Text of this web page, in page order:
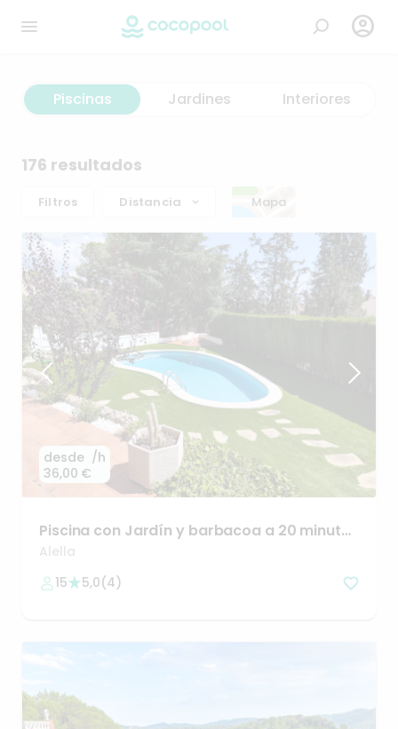

Piscinas Jardines Interiores
176 resultados
Filtros Distancia Mapa
desde
36,00 €
/h
Piscina con Jardín y barbacoa a 20 minutos
deBarcelona
Alella
15
5,0(4)